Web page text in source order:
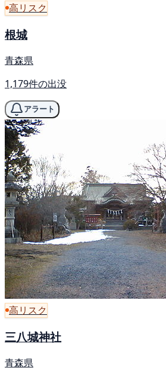
高リスク
根城
青森県
1,179件の出没
アラート
高リスク
三八城神社
青森県